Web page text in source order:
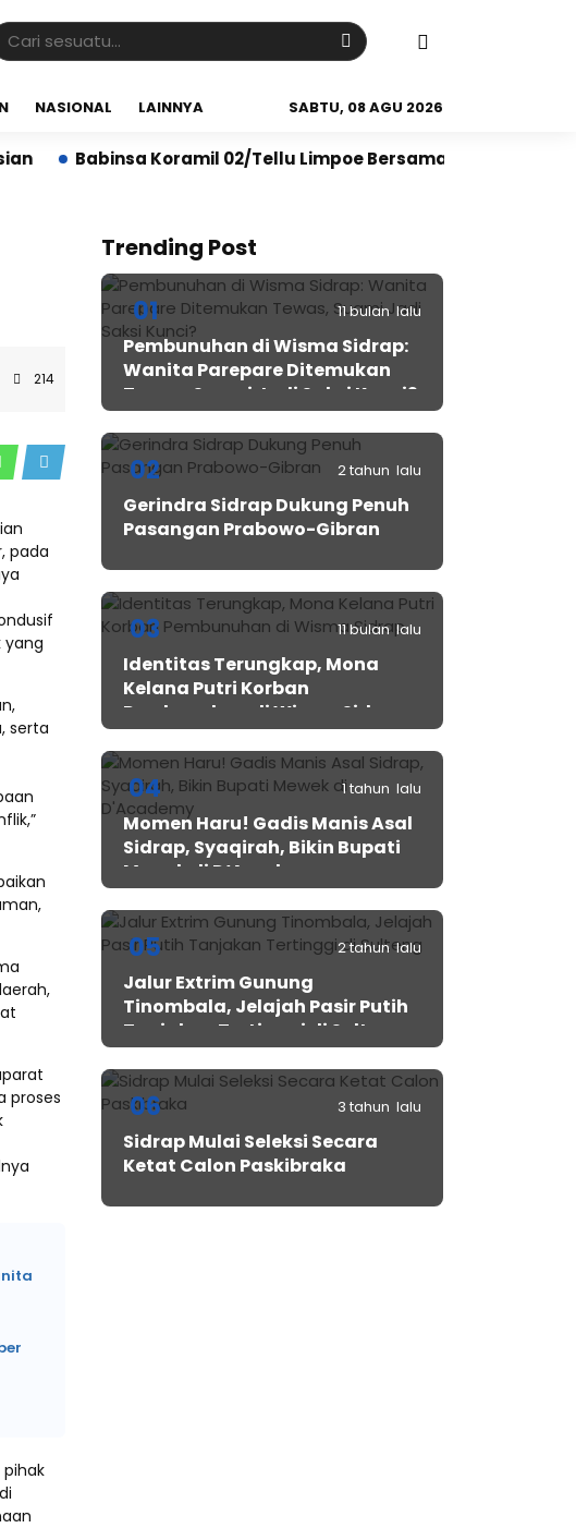
NASIONAL LAINNYA SABTU, 08 AGU 2026
Koramil 02/Tellu Limpoe Bersama Warga Gelar Karya
214
pada
yang
serta
proses
pihak
Trending Post
01 11 bulan lalu
Pembunuhan di Wisma Sidrap:
Wanita Parepare Ditemukan
Tewas, Suami Jadi Saksi Kunci?
02 2 tahun lalu
Gerindra Sidrap Dukung Penuh
Pasangan Prabowo-Gibran
03 11 bulan lalu
Identitas Terungkap, Mona
Kelana Putri Korban
Pembunuhan di Wisma Sidrap
04 1 tahun lalu
Momen Haru! Gadis Manis Asal
Sidrap, Syaqirah, Bikin Bupati
Mewek di D’Academy​
05 2 tahun lalu
Jalur Extrim Gunung
Tinombala, Jelajah Pasir Putih
Tanjakan Tertinggi di Sulteng
06 3 tahun lalu
Sidrap Mulai Seleksi Secara
Ketat Calon Paskibraka